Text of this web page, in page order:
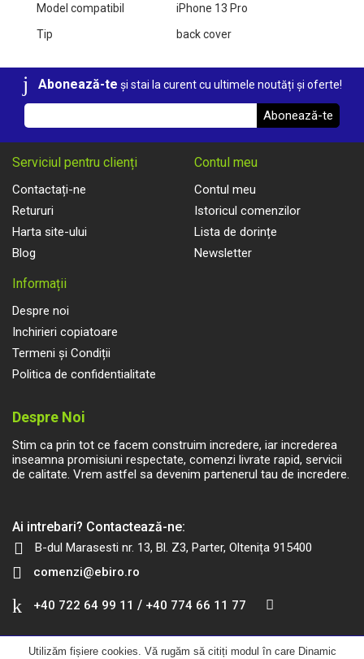
Model compatibil
iPhone 13 Pro
Tip
back cover
Utilizăm fișiere cookies. Vă rugăm să citiți modul în care Dinamic
Abonează-te și stai la curent cu ultimele noutăți și oferte!
Abonează-te
Serviciul pentru clienți
Contactați-ne
Retururi
Harta site-ului
Blog
Contul meu
Contul meu
Istoricul comenzilor
Lista de dorințe
Newsletter
Informații
Despre noi
Inchirieri copiatoare
Termeni și Condiții
Politica de confidentialitate
Despre Noi
Stim ca prin tot ce facem construim incredere, iar increderea
inseamna promisiuni respectate, comenzi livrate rapid, servicii
de calitate. Vrem astfel sa devenim partenerul tau de incredere.
Ai intrebari? Contactează-ne:
B-dul Marasesti nr. 13, Bl. Z3, Parter, Oltenița 915400
comenzi@ebiro.ro
+40 722 64 99 11 / +40 774 66 11 77